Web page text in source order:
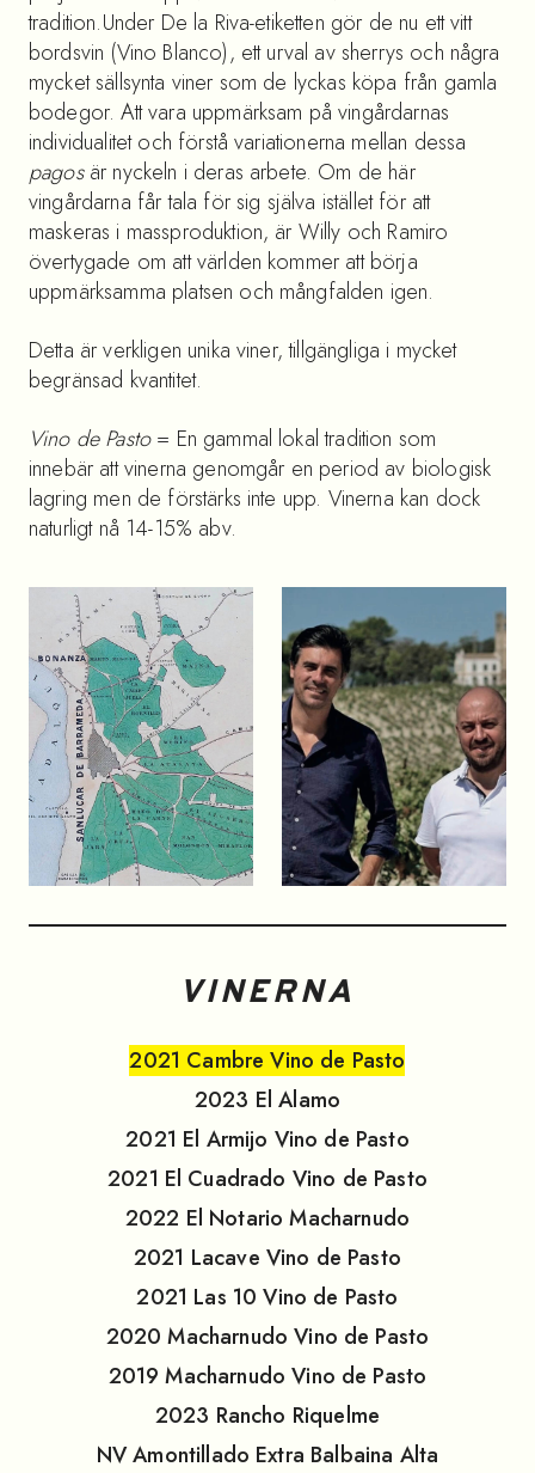
tradition.Under De la Riva-etiketten gör de nu ett vitt
bordsvin (Vino Blanco), ett urval av sherrys och några
mycket sällsynta viner som de lyckas köpa från gamla
bodegor. Att vara uppmärksam på vingårdarnas
individualitet och förstå variationerna mellan dessa
pagosär nyckeln i deras arbete. Om de här
vingårdarna får tala för sig själva istället för att
maskeras i massproduktion, är Willy och Ramiro
övertygade om att världen kommer att börja
uppmärksamma platsen och mångfalden igen.
Detta är verkligen unika viner, tillgängliga i mycket
begränsad kvantitet.
Vino de Pasto= En gammal lokal tradition som
innebär att vinerna genomgår en period av biologisk
lagring men de förstärks inte upp. Vinerna kan dock
naturligt nå 14-15% abv.
VINERNA
2021 Cambre Vino de Pasto
2023 El Alamo
2021 El Armijo Vino de Pasto
2021 El Cuadrado Vino de Pasto
2022 El Notario Macharnudo
2021 Lacave Vino de Pasto
2021 Las 10 Vino de Pasto
2020Macharnudo Vino de Pasto
2019 Macharnudo Vino de Pasto
2023 Rancho Riquelme
NVAmontillado Extra Balbaina Alta